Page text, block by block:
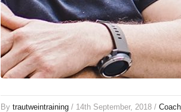
By trautweintraining / 14th September, 2018 /